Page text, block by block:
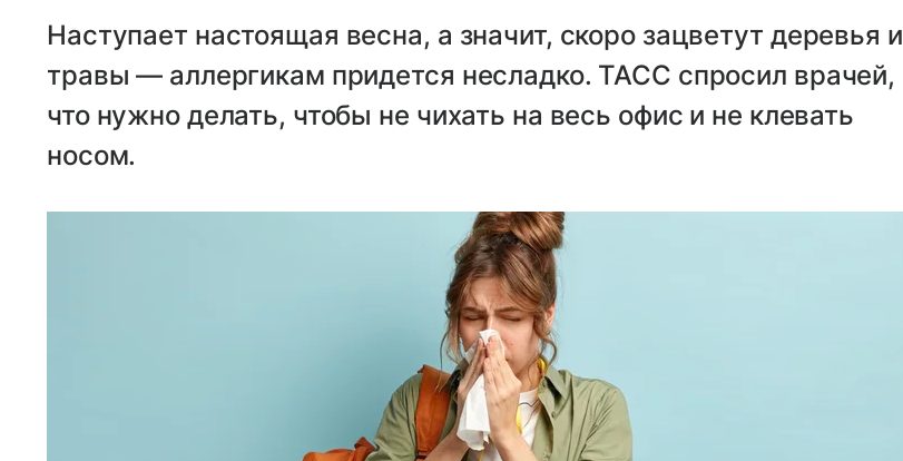
Наступает настоящая весна, а значит, скоро зацветут деревья и
травы — аллергикам придется несладко. ТАСС спросил врачей,
что нужно делать, чтобы не чихать на весь офис и не клевать
носом.